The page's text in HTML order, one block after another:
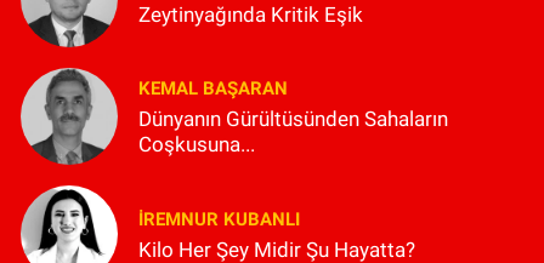
Zeytinyağında Kritik Eşik
KEMAL BAŞARAN
Dünyanın Gürültüsünden Sahaların
Coşkusuna...
İREMNUR KUBANLI
Kilo Her Şey Midir Şu Hayatta?